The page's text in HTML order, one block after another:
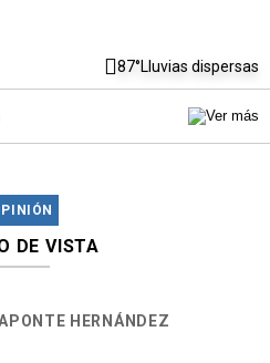
87°Lluvias dispersas
DE VISTA
HERNÁNDEZ